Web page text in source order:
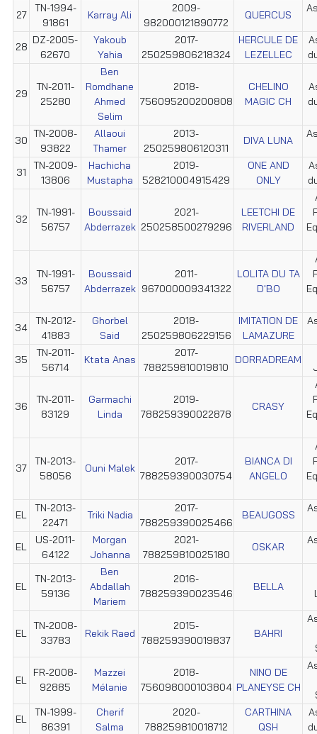
27
TN-1994-
91861
Karray Ali
2009-
982000121890772
QUERCUS
28
DZ-2005-
62670
Yakoub
Yahia
2017-
250259806218324
HERCULE DE
LEZELLEC
29
TN-2011-
25280
Ben
Romdhane
Ahmed
Selim
2018-
756095200200808
CHELINO
MAGIC CH
30
TN-2008-
93822
Allaoui
Thamer
2013-
250259806120311
DIVA LUNA
31
TN-2009-
13806
Hachicha
Mustapha
2019-
528210004915429
ONE AND
ONLY
32
TN-1991-
56757
Boussaid
Abderrazek
2021-
250258500279296
LEETCHI DE
RIVERLAND
33
TN-1991-
56757
Boussaid
Abderrazek
2011-
967000009341322
LOLITA DU TA
D'BO
34
TN-2012-
41883
Ghorbel
Said
2018-
250259806229156
IMITATION DE
LAMAZURE
35
TN-2011-
56714
Ktata Anas
2017-
788259810019810
DORRADREAM
36
TN-2011-
83129
Garmachi
Linda
2019-
788259390022878
CRASY
37
TN-2013-
58056
Ouni Malek
2017-
788259390030754
BIANCA DI
ANGELO
EL
TN-2013-
22471
Triki Nadia
2017-
788259390025466
BEAUGOSS
EL
US-2011-
64122
Morgan
Johanna
2021-
788259810025180
OSKAR
EL
TN-2013-
59136
Ben
Abdallah
Mariem
2016-
788259390023546
BELLA
EL
TN-2008-
33783
Rekik Raed
2015-
788259390019837
BAHRI
EL
FR-2008-
92885
Mazzei
Mélanie
2018-
756098000103804
NINO DE
PLANEYSE CH
EL
TN-1999-
86391
Cherif
Salma
2020-
788259810018712
CARTHINA
QSH